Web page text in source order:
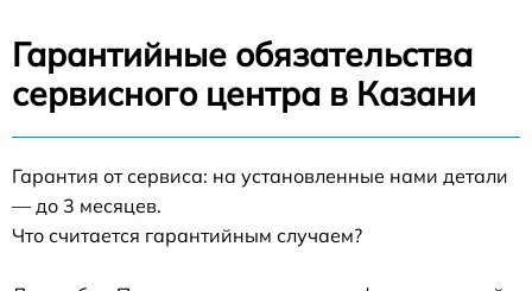
Гарантийные обязательства
сервисного центра в Казани
Гарантия от сервиса: на установленные нами детали
— до 3 месяцев.
Что считается гарантийным случаем?